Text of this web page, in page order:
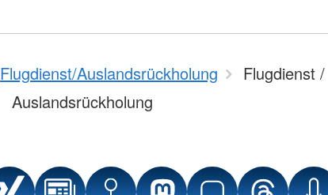
Flugdienst/Auslandsrückholung
Flugdienst /
Auslandsrückholung